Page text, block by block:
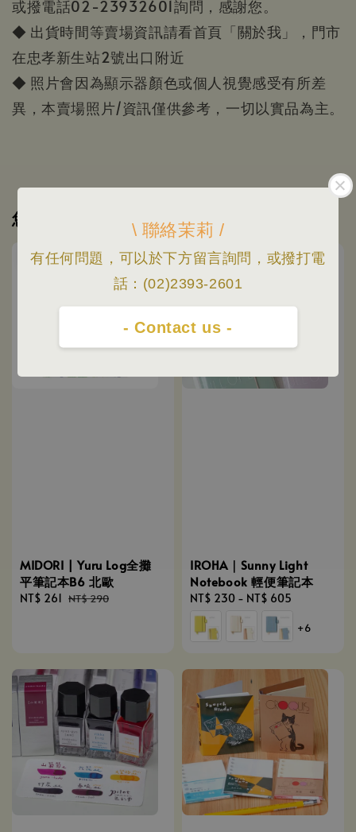
\ 聯絡茉莉 /
有任何問題，可以於下方留言詢問，或撥打電
話：(02)2393-2601
- Contact us -
或撥電話02-23932601詢問，感謝您。
◆ 出貨時間等賣場資訊請看首頁「關於我」，門市
在忠孝新生站2號出口附近
◆ 照片會因為顯示器顏色或個人視覺感受有所差
異，本賣場照片/資訊僅供參考，一切以實品為主。
您可能也喜歡
MIDORI | Yuru Log全攤
平筆記本B6 北歐
Sale
NT$ 261 Regular
NT$ 290
IROHA｜Sunny Light
Notebook 輕便筆記本
Regular
price
NT$ 230 - NT$ 605
+6